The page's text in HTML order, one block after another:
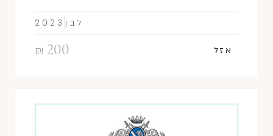
₪ 200 אזל
2023 לבן